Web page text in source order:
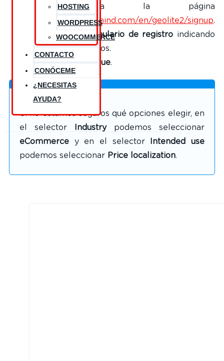
HOSTING
WORDPRESS
WOOCOMMERCE
CONTACTO
CONÓCEME
¿NECESITAS
AYUDA?
Dirígete a la página
https://www.maxmind.com/en/geolite2/signup.
Completa elformulario de registro indicando
los datos necesarios.
Continue.
Si no estamos seguros qué opciones elegir, en
el selector
Industrypodemos seleccionar
eCommerce y en el selector
Intended use
podemos seleccionar Price localization.